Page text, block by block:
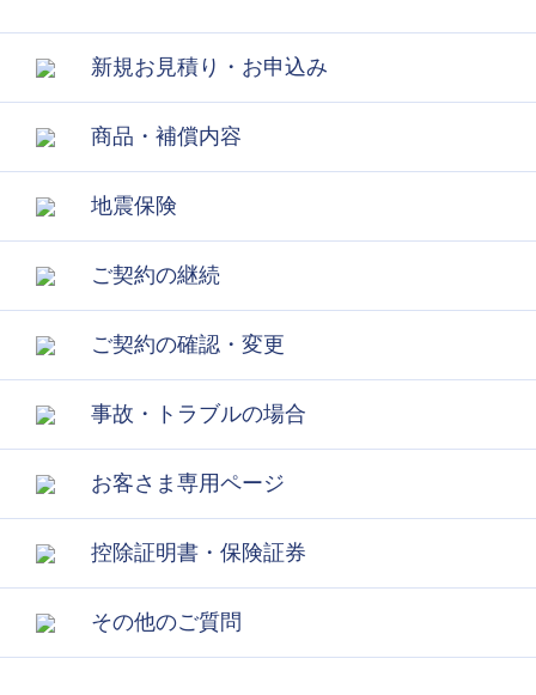
新規お見積り・お申込み
商品・補償内容
地震保険
ご契約の継続
ご契約の確認・変更
事故・トラブルの場合
お客さま専用ページ
控除証明書・保険証券
その他のご質問